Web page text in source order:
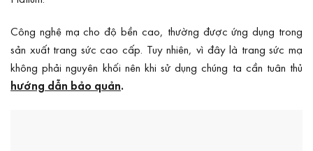
Công nghệ mạ cho độ bền cao, thường được ứng dụng trong
sản xuất trang sức cao cấp. Tuy nhiên, vì đây là trang sức mạ
không phải nguyên khối nên khi sử dụng chúng ta cần tuân thủ
hướng dẫn bảo quản.